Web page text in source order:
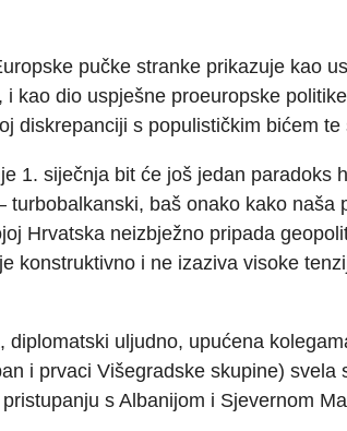
pučke stranke prikazuje kao
kao dio uspješne proeuropske
diskrepanciji s populističkim bićem te
1. siječnja bit će još jedan paradoks
turbobalkanski, baš onako kako naša
Hrvatska neizbježno pripada
konstruktivno i ne izaziva visoke
diplomatski uljudno, upućena
i prvaci Višegradske skupine) svela
s Albanijom i Sjevernom